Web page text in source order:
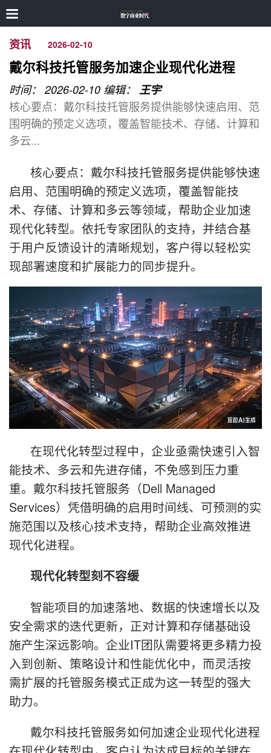
资讯 2026-02-10
戴尔科技托管服务加速企业现代化进程
时间： 2026-02-10 编辑： 王宇
核心要点：戴尔科技托管服务提供能够快速启用、范
围明确的预定义选项，覆盖智能技术、存储、计算和
多云...
核心要点：戴尔科技托管服务提供能够快速
启用、范围明确的预定义选项，覆盖智能技
术、存储、计算和多云等领域，帮助企业加速
现代化转型。依托专家团队的支持，并结合基
于用户反馈设计的清晰规划，客户得以轻松实
现部署速度和扩展能力的同步提升。
在现代化转型过程中，企业亟需快速引入智
能技术、多云和先进存储，不免感到压力重
重。戴尔科技托管服务（Dell Managed
Services）凭借明确的启用时间线、可预测的实
施范围以及核心技术支持，帮助企业高效推进
现代化进程。
现代化转型刻不容缓
智能项目的加速落地、数据的快速增长以及
安全需求的迭代更新，正对计算和存储基础设
施产生深远影响。企业IT团队需要将更多精力投
入到创新、策略设计和性能优化中，而灵活按
需扩展的托管服务模式正成为这一转型的强大
助力。
戴尔科技托管服务如何加速企业现代化进程